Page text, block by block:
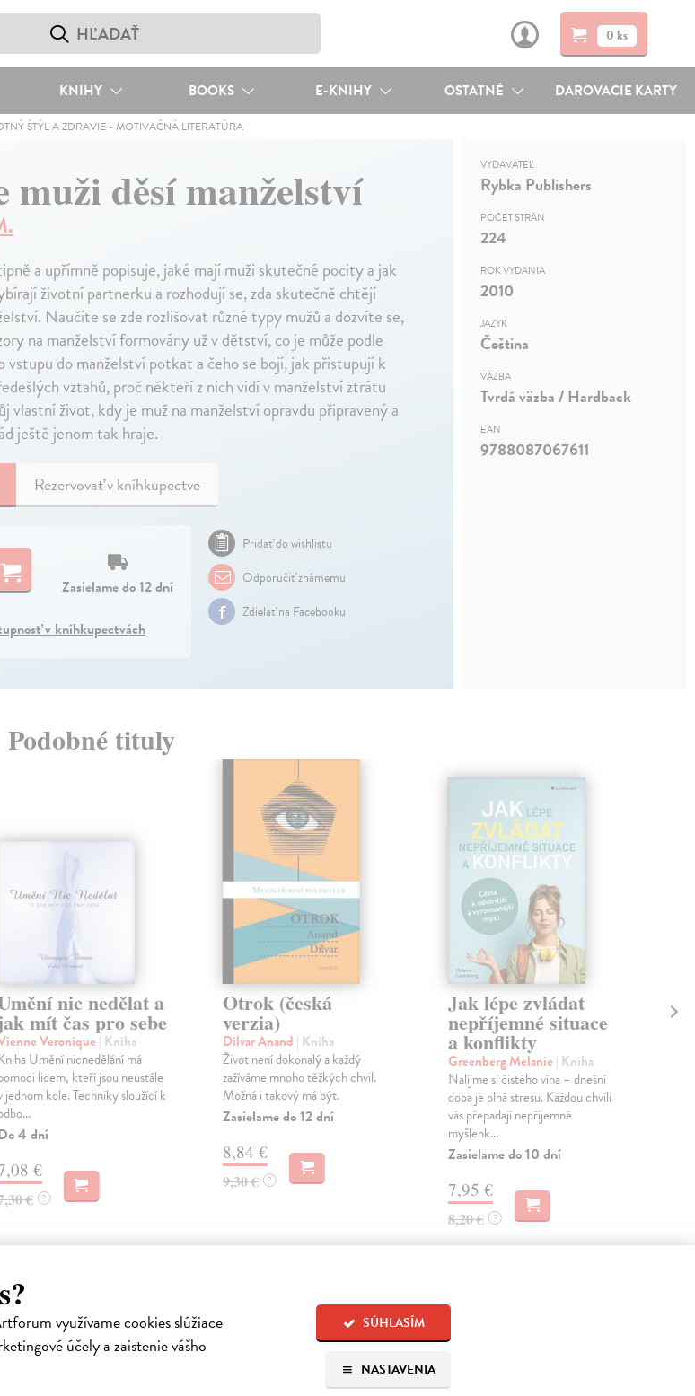
využívame cookies slúžiace
účely a zaistenie vášho
SÚHLASÍM
NASTAVENIA
0 ks
KNIHY BOOKS E-KNIHY OSTATNÉ DAROVACIE KARTY
ŠTÝL A ZDRAVIE -MOTIVAČNÁ LITERATÚRA
muži děsí manželství
a upřímně popisuje, jaké mají muži skutečné pocity a jak
životní partnerku a rozhodují se, zda skutečně chtějí
Naučíte se zde rozlišovat různé typy mužů a dozvíte se,
na manželství formovány už v dětství, co je může podle
vstupu do manželství potkat a čeho se bojí, jak přistupují k
vztahů, proč někteří z nich vidí v manželství ztrátu
vlastní život, kdy je muž na manželství opravdu připravený a
ještě jenom tak hraje.
Rezervovať v kníhkupectve
Zasielame do 12 dní
v kníhkupectvách
Pridať do wishlistu
Odporučiť známemu
Zdielať na Facebooku
VYDAVATEĽ
Rybka Publishers
POČET STRÁN
224
ROK VYDANIA
2010
JAZYK
Čeština
VÄZBA
Tvrdá väzba / Hardback
EAN
9788087067611
Podobné tituly
nic nedělat a
mít čas pro sebe
Veronique | Kniha
Umění nicnedělání má
lidem, kteří jsou neustále
jednom kole. Techniky sloužící k
4 dní
€
€ ?
Otrok (česká
verzia)
Dilvar Anand | Kniha
Život není dokonalý a každý
zažíváme mnoho těžkých chvil.
Možná i takový má být.
Zasielame do 12 dní
8,84 €
9,30 € ?
Jak lépe zvládat
nepříjemné situace
a konflikty
Greenberg Melanie | Kniha
Nalijme si čistého vína – dnešní
doba je plná stresu. Každou chvíli
vás přepadají nepříjemné
myšlenk...
Zasielame do 10 dní
7,95 €
8,20 € ?
vkusom si kúpili aj: